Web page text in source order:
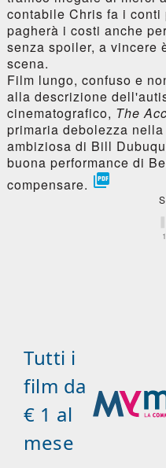
contabile Chris fa i conti
pagherà i costi anche
senza spoiler, a vincere
scena.
Film lungo, confuso e
alla descrizione
cinematografico, The
primaria debolezza
ambiziosa di Bill
buona performance di
compensare. 
Tutti i
film da
€ 1 al
mese